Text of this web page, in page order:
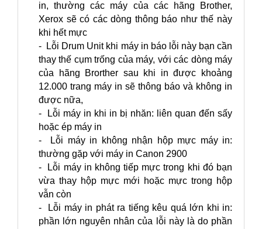
in, thường các máy của các hãng Brother,
Xerox sẽ có các dòng thông báo như thế này
khi hết mực
- Lỗi Drum Unit khi máy in báo lỗi này bạn cần
thay thế cụm trống của máy, với các dòng máy
của hãng Brorther sau khi in được khoảng
12.000 trang máy in sẽ thông báo và không in
được nữa,
- Lỗi máy in khi in bị nhăn: liên quan đến sấy
hoặc ép máy in
- Lỗi máy in không nhận hộp mực máy in:
thường gặp với máy in Canon 2900
- Lỗi máy in không tiếp mực trong khi đó bạn
vừa thay hộp mực mới hoặc mực trong hộp
vẫn còn
- Lỗi máy in phát ra tiếng kêu quá lớn khi in:
phần lớn nguyên nhân của lỗi này là do phần